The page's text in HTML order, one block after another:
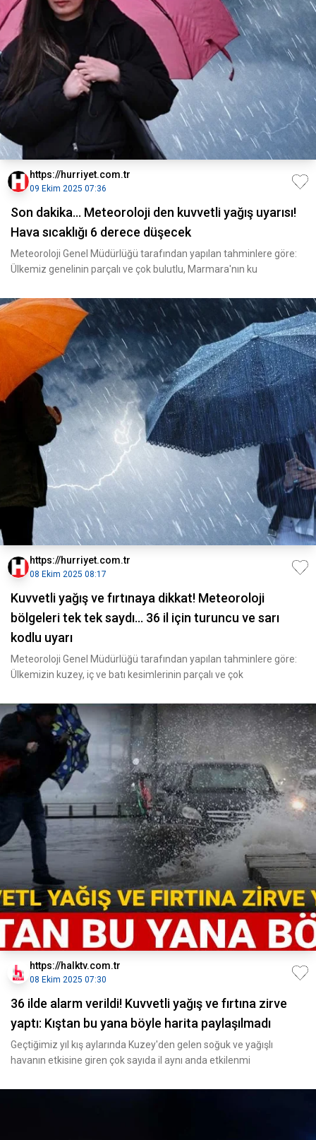
https://hurriyet.com.tr
09 Ekim 2025 07:36
Son dakika... Meteoroloji den kuvvetli yağış uyarısı!
Hava sıcaklığı 6 derece düşecek
Meteoroloji Genel Müdürlüğü tarafından yapılan tahminlere göre:
Ülkemiz genelinin parçalı ve çok bulutlu, Marmara'nın ku
https://hurriyet.com.tr
08 Ekim 2025 08:17
Kuvvetli yağış ve fırtınaya dikkat! Meteoroloji
bölgeleri tek tek saydı... 36 il için turuncu ve sarı
kodlu uyarı
Meteoroloji Genel Müdürlüğü tarafından yapılan tahminlere göre:
Ülkemizin kuzey, iç ve batı kesimlerinin parçalı ve çok
https://halktv.com.tr
08 Ekim 2025 07:30
36 ilde alarm verildi! Kuvvetli yağış ve fırtına zirve
yaptı: Kıştan bu yana böyle harita paylaşılmadı
Geçtiğimiz yıl kış aylarında Kuzey'den gelen soğuk ve yağışlı
havanın etkisine giren çok sayıda il aynı anda etkilenmi